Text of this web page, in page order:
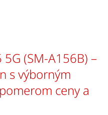
(SM-A156B) –
s výborným
ceny a